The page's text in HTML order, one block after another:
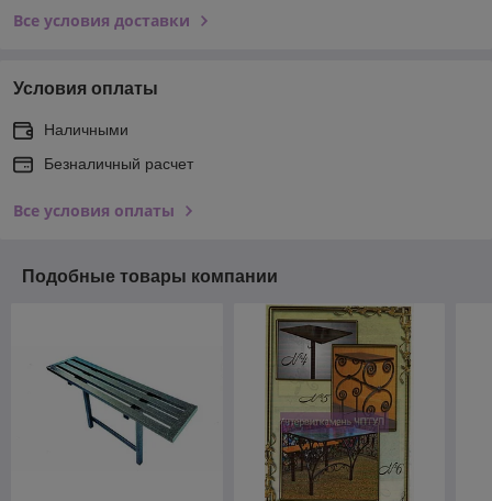
Все условия доставки
Условия оплаты
Наличными
Безналичный расчет
Все условия оплаты
Подобные товары компании